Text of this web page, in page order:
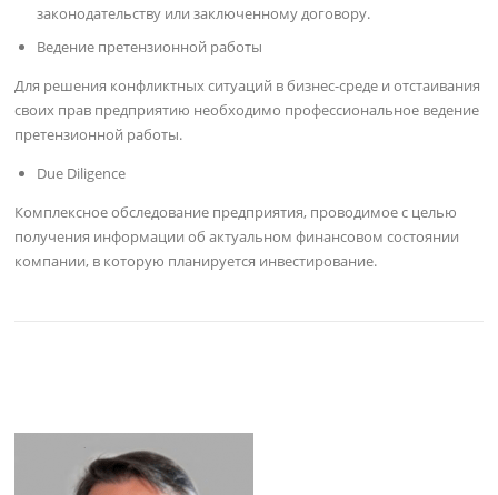
законодательству или заключенному договору.
Ведение претензионной работы
Для решения конфликтных ситуаций в бизнес-среде и отстаивания
своих прав предприятию необходимо профессиональное ведение
претензионной работы.
Due Diligence
Комплексное обследование предприятия, проводимое с целью
получения информации об актуальном финансовом состоянии
компании, в которую планируется инвестирование.